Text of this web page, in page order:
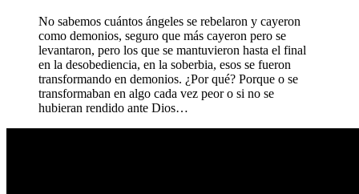
No sabemos cuántos ángeles se rebelaron y cayeron
como demonios, seguro que más cayeron pero se
levantaron, pero los que se mantuvieron hasta el final
en la desobediencia, en la soberbia, esos se fueron
transformando en demonios. ¿Por qué? Porque o se
transformaban en algo cada vez peor o si no se
hubieran rendido ante Dios…